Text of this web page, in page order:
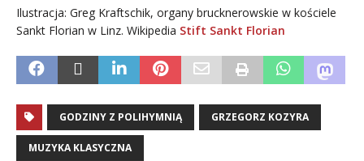
Ilustracja: Greg Kraftschik, organy brucknerowskie w kościele
Sankt Florian w Linz. Wikipedia Stift Sankt Florian
GODZINY Z POLIHYMNIĄ GRZEGORZ KOZYRA
MUZYKA KLASYCZNA